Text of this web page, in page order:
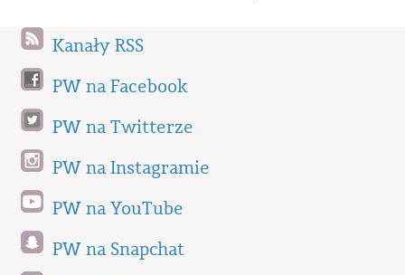
Kanały RSS
PW na Facebook
PW na Twitterze
PW na Instagramie
PW na YouTube
PW na Snapchat